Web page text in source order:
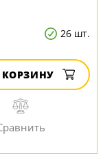
26 шт.
КОРЗИНУ